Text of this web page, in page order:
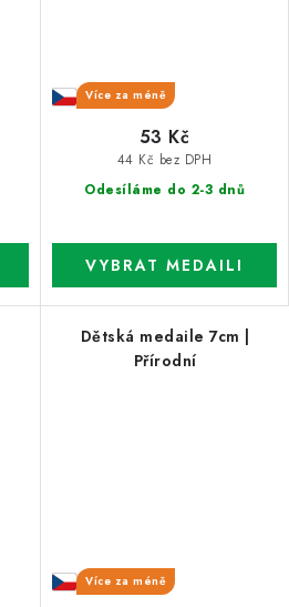
Více za méně
Odesíláme do 2-3 dnů
44 Kč bez DPH
53 Kč
Dětská medaile 7cm |
Přírodní
Více za méně